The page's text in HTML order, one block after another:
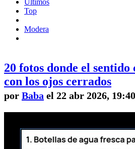
Últimos
Top
Modera
20 fotos donde el sentido
con los ojos cerrados
por Baba el 22 abr 2026, 19:40